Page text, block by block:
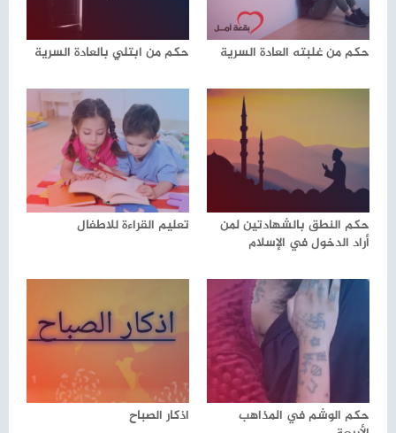
حكم من غلبته العادة السرية حكم من ابتلي بالعادة السرية
حكم النطق بالشهادتين لمن
أراد الدخول في الإسلام
تعليم القراءة للاطفال
حكم الوشم في المذاهب
اذكار الصباح